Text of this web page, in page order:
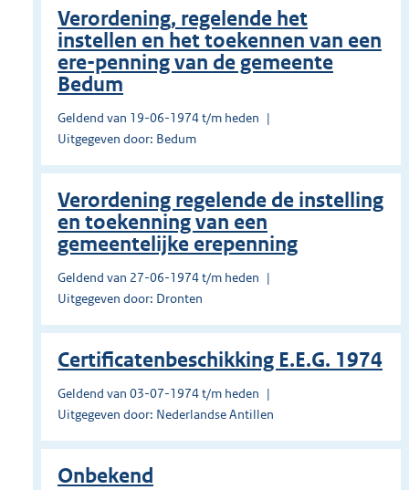
Verordening, regelende het
instellen en het toekennen van een
ere-penning van de gemeente
Bedum
Geldend van 19-06-1974 t/m heden
Uitgegeven door: Bedum
Verordening regelende de instelling
en toekenning van een
gemeentelijke erepenning
Geldend van 27-06-1974 t/m heden
Uitgegeven door: Dronten
Certificatenbeschikking E.E.G. 1974
Geldend van 03-07-1974 t/m heden
Uitgegeven door: Nederlandse Antillen
Onbekend